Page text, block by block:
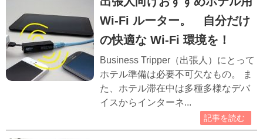
Wi-Fi ルーター。 自分だけ
の快適な Wi-Fi 環境を！
Business Tripper（出張人）にとって
ホテル準備は必要不可欠なもの。 ま
た、ホテル滞在中は多種多様なデバ
イスからインターネ...
記事を読む